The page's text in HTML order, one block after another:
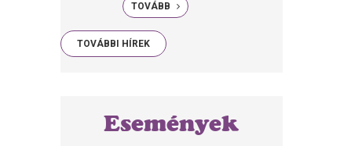
TOVÁBB
TOVÁBBI HÍREK
Események